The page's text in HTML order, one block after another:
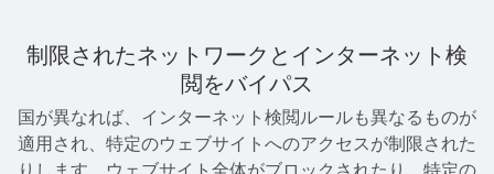
制限されたネットワークとインターネット検
閲をバイパス
国が異なれば、インターネット検閲ルールも異なるものが
適用され、特定のウェブサイトへのアクセスが制限された
りします。ウェブサイト全体がブロックされたり、特定の